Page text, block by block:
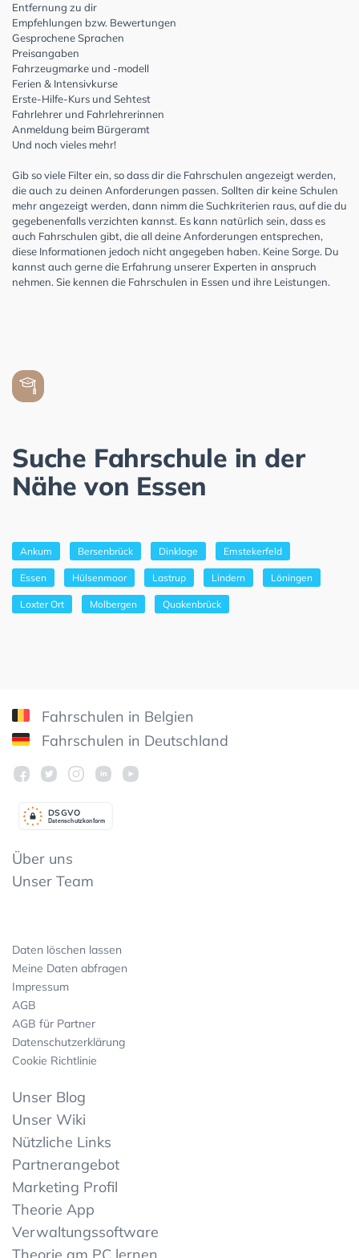
Entfernung zu dir
Empfehlungen bzw. Bewertungen
Gesprochene Sprachen
Preisangaben
Fahrzeugmarke und -modell
Ferien & Intensivkurse
Erste-Hilfe-Kurs und Sehtest
Fahrlehrer und Fahrlehrerinnen
Anmeldung beim Bürgeramt
Und noch vieles mehr!
Gib so viele Filter ein, so dass dir die Fahrschulen angezeigt werden,
die auch zu deinen Anforderungen passen. Sollten dir keine Schulen
mehr angezeigt werden, dann nimm die Suchkriterien raus, auf die du
gegebenenfalls verzichten kannst. Es kann natürlich sein, dass es
auch Fahrschulen gibt, die all deine Anforderungen entsprechen,
diese Informationen jedoch nicht angegeben haben. Keine Sorge. Du
kannst auch gerne die Erfahrung unserer Experten in anspruch
nehmen. Sie kennen die Fahrschulen in Essen und ihre Leistungen.
Suche Fahrschule in der
Nähe von Essen
Ankum Bersenbrück Dinklage Emstekerfeld
Essen Hülsenmoor Lastrup Lindern Löningen
Loxter Ort Molbergen Quakenbrück
Fahrschulen in Belgien
Fahrschulen in Deutschland
Datenschutzkonform
DSGVO
Über uns
Unser Team
Daten löschen lassen
Meine Daten abfragen
Impressum
AGB
AGB für Partner
Datenschutzerklärung
Cookie Richtlinie
Unser Blog
Unser Wiki
Nützliche Links
Partnerangebot
Marketing Profil
Theorie App
Verwaltungssoftware